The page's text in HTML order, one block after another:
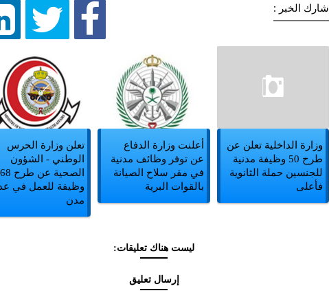
شارك الخبر :
وزارة الداخلية تعلن عن
طرح 50 وظيفة مدنية
للجنسين حملة الثانوية
فأعلى
أعلنت وزارة الدفاع
عن توفر وظائف مدنية
في مقر سلاح الصيانة
بالقوات البرية
تعلن وزارة الحرس
الوطني - الشؤون
الصحية عن طرح 68
وظيفة للعمل في
مدن
ليست هناك تعليقات:
إرسال تعليق